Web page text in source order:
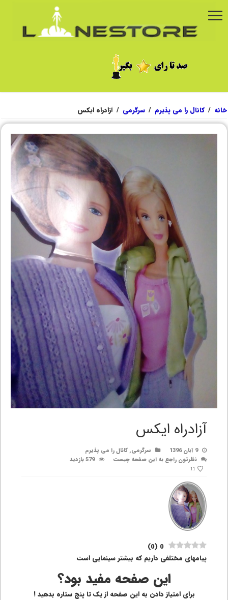
خانه / کانال را می پذیرم / سرگرمی / آزادراه ایکس
آزادراه ایکس
9 آبان 1396 سرگرمی,کانال را می پذیرم
نظرتون راجع به این صفحه چیست
579 بازدید
11
0
(
0
)
پیامهای مختلفی داریم که بیشتر سینمایی است
این صفحه مفید بود؟
برای امتیاز دادن به این صفحه از یک تا پنج ستاره بدهید !